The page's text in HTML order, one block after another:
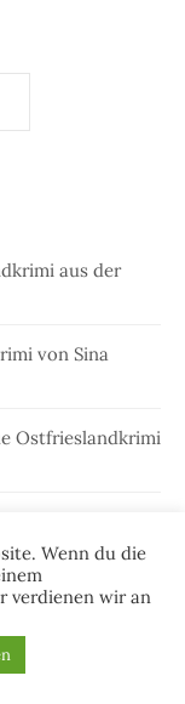
aus der
von Sina
Ostfrieslandkrimi
neuer
Wenn du die
verdienen wir an